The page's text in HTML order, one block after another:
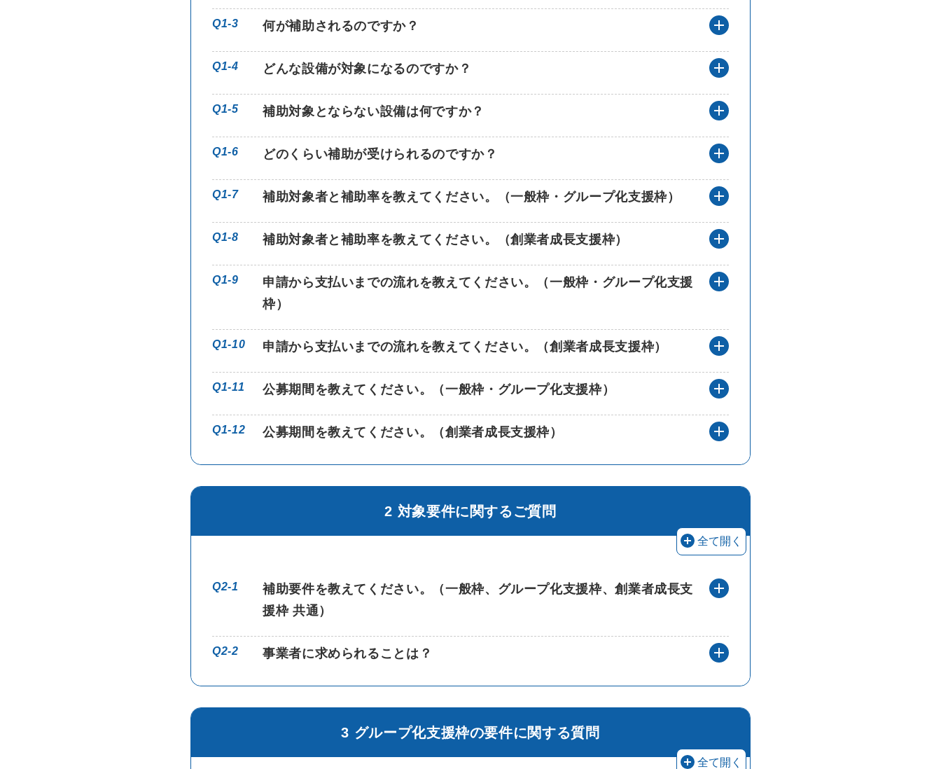
Q1-3 何が補助されるのですか？
何が補助されるのですか？の解答を開
Q1-4 どんな設備が対象になるのですか？
どんな設備が対象になるのですか？の
Q1-5 補助対象とならない設備は何ですか？
補助対象とならない設備は何ですか？
Q1-6 どのくらい補助が受けられるのですか？
どのくらい補助が受けられるのですか
Q1-7 補助対象者と補助率を教えてください。（一般枠・グループ化支援枠）
補助対象者と補助率を教えてください
Q1-8 補助対象者と補助率を教えてください。（創業者成長支援枠）
補助対象者と補助率を教えてください
Q1-9
申請から支払いまでの流れを教えてください。（一般枠・グループ化支援
枠）
申請から支払いまでの流れを教えてく
Q1-10 申請から支払いまでの流れを教えてください。（創業者成長支援枠）
申請から支払いまでの流れを教えてく
Q1-11 公募期間を教えてください。（一般枠・グループ化支援枠）
公募期間を教えてください。（一般枠
Q1-12 公募期間を教えてください。（創業者成長支援枠）
公募期間を教えてください。（創業者
2 対象要件に関するご質問
対象要件に関する回答を
全て開く
Q2-1
補助要件を教えてください。（一般枠、グループ化支援枠、創業者成長支
援枠 共通）
補助要件を教えてください。（一般枠
Q2-2 事業者に求められることは？
事業者に求められることは？の解答を
3 グループ化支援枠の要件に関する質問
グループ化支援枠の要件に関する回答を
全て開く